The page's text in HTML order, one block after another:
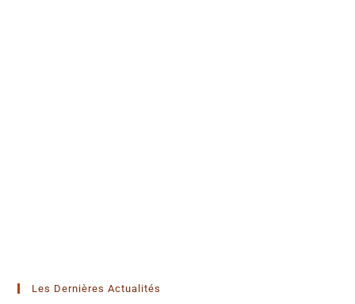
Les Dernières Actualités